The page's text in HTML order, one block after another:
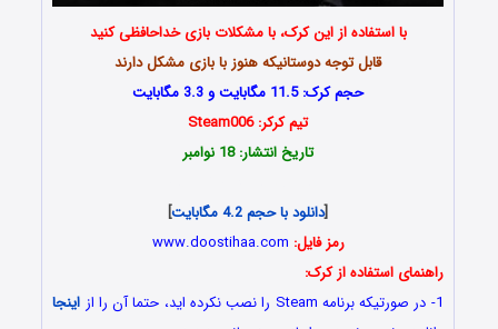
با استفاده از این کرک، با مشکلات بازی خداحافظی کنید
قابل توجه دوستانیکه هنوز با بازی مشکل دارند
حجم کرک: 11.5 مگابایت و 3.3 مگابایت
تیم کرکر: Steam006
تاریخ انتشار: 18 نوامبر
[دانلود با حجم 4.2 مگابایت
]
رمز فایل: www.doostihaa.com
راهنمای استفاده از کرک:
1- در صورتیکه برنامه Steam را نصب نکرده اید، حتما آن را از
اینجا